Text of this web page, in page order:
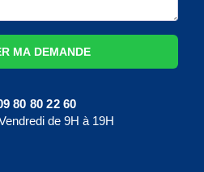
MA DEMANDE
80 80 22 60
de 9H à 19H